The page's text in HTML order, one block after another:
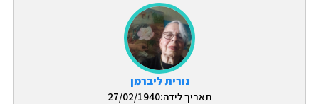
נורית ליברמן
תאריך לידה:27/02/1940